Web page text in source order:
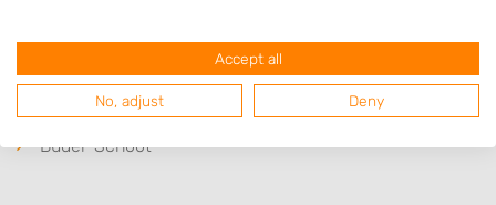
Waalre
Westerhoven
Mierlo
Budel-Schoot
Accept all
No, adjust Deny